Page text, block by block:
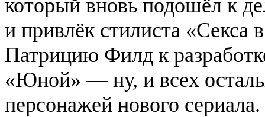
который вновь подошёл к
и привлёк стилиста
Патрицию Филд к
«Юной» — ну, и всех
персонажей нового сериала.